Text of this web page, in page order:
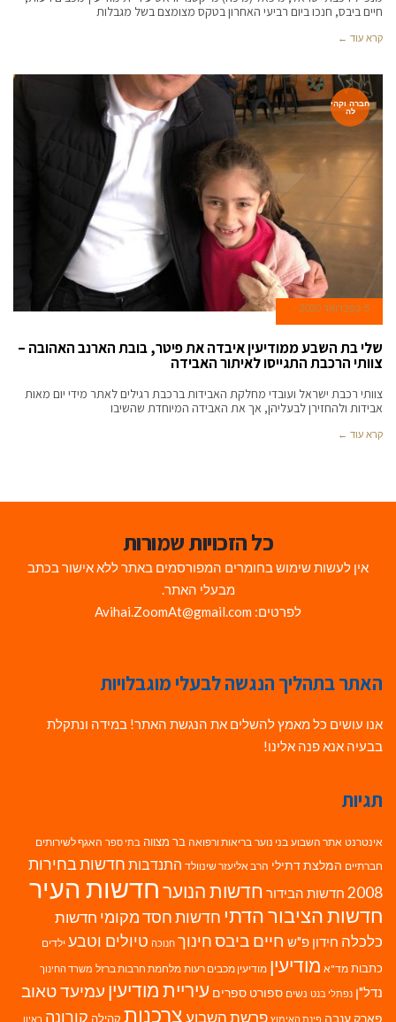
חיים ביבס, חנכו ביום רביעי האחרון בטקס מצומצם בשל מגבלות
קרא עוד ←
חברה וקהי
לה
5 בפברואר 2020
שלי בת השבע ממודיעין איבדה את פיטר, בובת הארנב האהובה –
צוותי הרכבת התגייסו לאיתור האבידה
צוותי רכבת ישראל ועובדי מחלקת האבידות ברכבת רגילים לאתר מידי יום מאות
אבידות ולהחזירן לבעליהן, אך את האבידה המיוחדת שהשיבו
קרא עוד ←
כל הזכויות שמורות
אין לעשות שימוש בחומרים המפורסמים באתר ללא אישור בכתב
מבעלי האתר.
לפרטים: Avihai.ZoomAt@gmail.com
האתר בתהליך הנגשה לבעלי מוגבלויות
אנו עושים כל מאמץ להשלים את הנגשת האתר! במידה ונתקלת
בבעיה אנא פנה אלינו!
תגיות
אינטרנט אתר השבוע בני נוער בריאות ורפואה בר מצווה בתי ספר האגף לשירותים
חברתיים המלצת דתילי הרב אליעזר שינוולד התנדבות חדשות בחירות
2008 חדשות הבידור חדשות הנוערחדשות העיר
חדשות הציבור הדתי חדשות חסד מקומי חדשות
כלכלה חידון פ"ש חיים ביבסחינוך חנוכה טיולים וטבע ילדים
כתבות מד"א מודיעין מודיעין מכבים רעות מלחמת חרבות ברזל משרד החינוך
נדל"ן נפתלי בנט נשים ספורט ספרים עיריית מודיעין עמיעד טאוב
פארק ענבה פינת האימוץ פרשת השבועצרכנות קהילה קורונה ראיון